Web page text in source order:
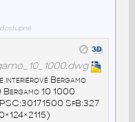
interiérové Bergamo
10 1000
SfB:327